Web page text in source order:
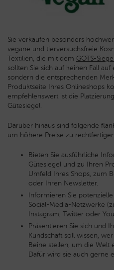
Sie verkaufen besonders
vegane und tierversuchsfreie
Textilien, die mit dem GOTS-
sollten Sie sich auf keinen Fall
sondern die entsprechenden
Produktseite Ihres Onlineshops
empfehlenswert ist die
Gütesiegel.
Darüber hinaus sind folgende
um höhere Preise zu
Bieten Sie ausführliche
Gütesiegel und zu Ihren
Umfeld Ihres Shops, zum
oder Ihren Newsletter.
Informieren Sie
Social-Media-Netzwerke
Instagram, Twitter oder
Präsentieren Sie sich und
Kundschaft soll wissen,
Beine stellen, um die Welt
Dafür wird sie auch gerne